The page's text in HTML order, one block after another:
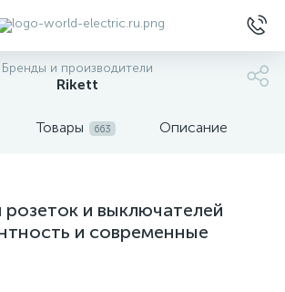
Бренды и производители
Rikett
Товары 663 Описание
розеток и выключателей
и современные